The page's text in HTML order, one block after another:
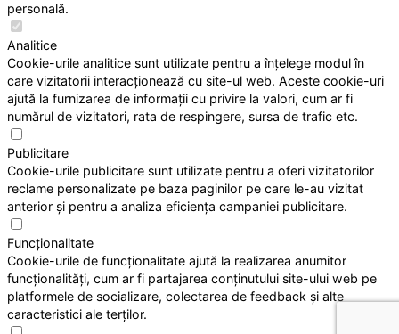
personală.
Analitice
Cookie-urile analitice sunt utilizate pentru a înțelege modul în
care vizitatorii interacționează cu site-ul web. Aceste cookie-uri
ajută la furnizarea de informații cu privire la valori, cum ar fi
numărul de vizitatori, rata de respingere, sursa de trafic etc.
Publicitare
Cookie-urile publicitare sunt utilizate pentru a oferi vizitatorilor
reclame personalizate pe baza paginilor pe care le-au vizitat
anterior și pentru a analiza eficiența campaniei publicitare.
Funcționalitate
Cookie-urile de funcționalitate ajută la realizarea anumitor
funcționalități, cum ar fi partajarea conținutului site-ului web pe
platformele de socializare, colectarea de feedback și alte
caracteristici ale terților.